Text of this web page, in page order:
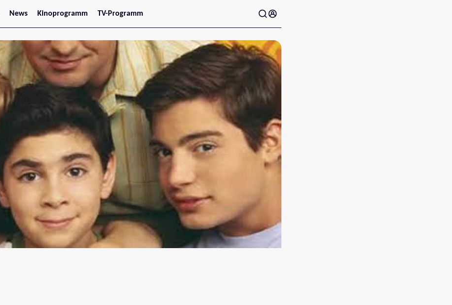
News
Stars
Kinoprogramm
Jetzt im Kino
Wien
Niederösterreich
Oberösterreich
Steiermark
Burgenland
Salzburg
Tirol
Vorarlberg
TV-Programm